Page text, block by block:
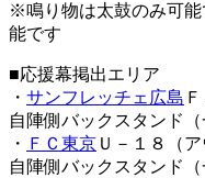
※鳴り物は太鼓のみ可
能です
■応援幕掲出エリア
・ サンフレッチェ広島
自陣側バックスタンド
・ ＦＣ東京 Ｕ－１８（ア
自陣側バックスタンド